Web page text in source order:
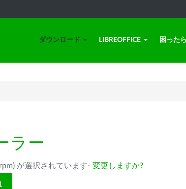
ダウンロード LIBREOFFICE 困ったら
ラー
が選択されています- 変更しますか?